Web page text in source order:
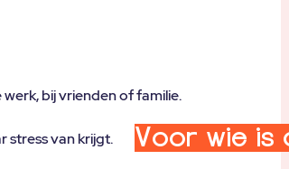
bij vrienden of familie.
stress van krijgt. Voor wie is